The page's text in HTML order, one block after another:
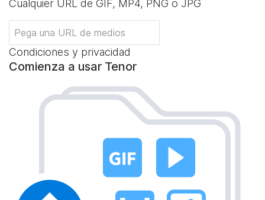
Cualquier URL de GIF, MP4, PNG o JPG
Condiciones y privacidad
Comienza a usar Tenor